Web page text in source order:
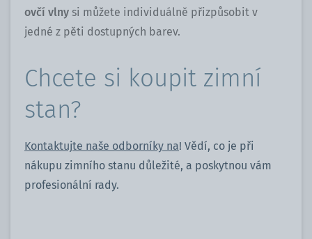
ovčí vlny si můžete individuálně přizpůsobit v
jedné z pěti dostupných barev.
Chcete si koupit zimní
stan?
Kontaktujte naše odborníky na! Vědí, co je při
nákupu zimního stanu důležité, a poskytnou vám
profesionální rady.